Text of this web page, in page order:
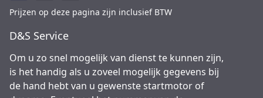
Prijzen op deze pagina zijn inclusief BTW
D&S Service
Om u zo snel mogelijk van dienst te kunnen zijn,
is het handig als u zoveel mogelijk gegevens bij
de hand hebt van u gewenste startmotor of